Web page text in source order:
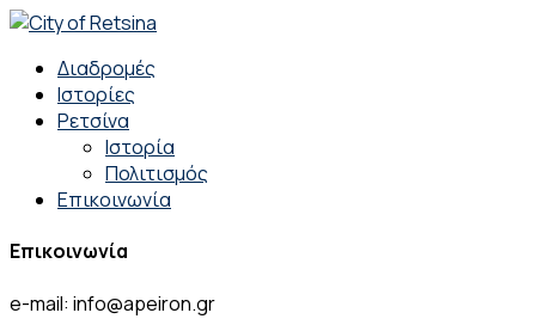
Διαδρομές
Ιστορίες
Ρετσίνα
Ιστορία
Πολιτισμός
Επικοινωνία
Επικοινωνία
e-mail: info@apeiron.gr